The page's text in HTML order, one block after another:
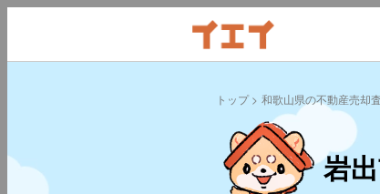
トップ 和歌山県の不動産売却
岩